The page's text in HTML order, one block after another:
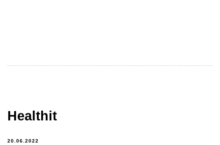
Healthit
20.06.2022